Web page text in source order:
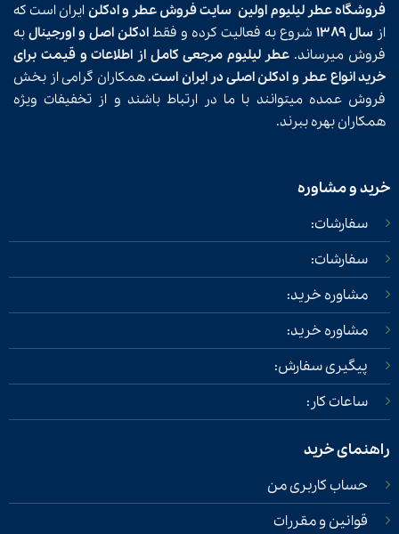
فروشگاه عطر لیلیوم اولین سایت فروش عطر و ادکلن ایران است که
از سال ۱۳۸۹ شروع به فعالیت کرده و فقط ادکلن اصل و اورجینال به
فروش میرساند. عطر لیلیوم مرجعی کامل از اطلاعات و قیمت برای
خرید انواع عطر و ادکلن اصلی در ایران است.همکاران گرامی از بخش
فروش عمده میتوانند با ما در ارتباط باشند و از تخفیفات ویژه
همکاران بهره ببرند.
خرید و مشاوره
سفارشات:
سفارشات:
مشاوره خرید:
مشاوره خرید:
پیگیری سفارش:
ساعات کار:
راهنمای خرید
حساب کاربری من
قوانین و مقررات